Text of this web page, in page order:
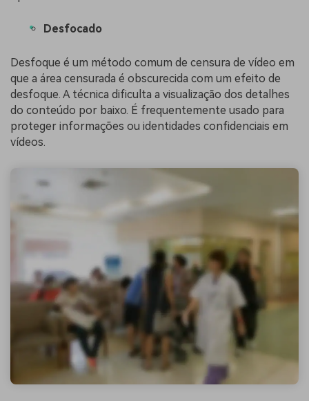
Desfocado
Desfoque é um método comum de censura de vídeo em
que a área censurada é obscurecida com um efeito de
desfoque. A técnica dificulta a visualização dos detalhes
do conteúdo por baixo. É frequentemente usado para
proteger informações ou identidades confidenciais em
vídeos.